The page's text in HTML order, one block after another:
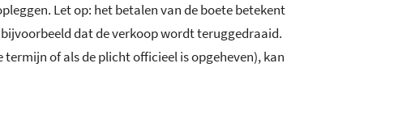
Let op: het betalen van de boete betekent
dat de verkoop wordt teruggedraaid.
of als de plicht officieel is opgeheven), kan